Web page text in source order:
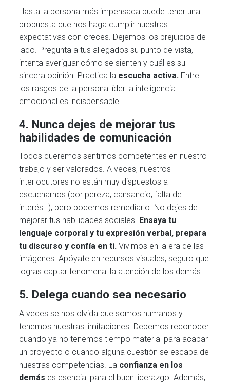
Hasta la persona más impensada puede tener una
propuesta que nos haga cumplir nuestras
expectativas con creces. Dejemos los prejuicios de
lado. Pregunta a tus allegados su punto de vista,
intenta averiguar cómo se sienten y cuál es su
sincera opinión. Practica la escucha activa. Entre
los rasgos de la persona líder la inteligencia
emocional es indispensable.
4. Nunca dejes de mejorar tus
habilidades de comunicación
Todos queremos sentirnos competentes en nuestro
trabajo y ser valorados. A veces, nuestros
interlocutores no están muy dispuestos a
escucharnos (por pereza, cansancio, falta de
interés…), pero podemos remediarlo. No dejes de
mejorar tus habilidades sociales. Ensaya tu
lenguaje corporal y tu expresión verbal, prepara
tu discurso y confía en ti. Vivimos en la era de las
imágenes. Apóyate en recursos visuales, seguro que
logras captar fenomenal la atención de los demás.
5. Delega cuando sea necesario
A veces se nos olvida que somos humanos y
tenemos nuestras limitaciones. Debemos reconocer
cuando ya no tenemos tiempo material para acabar
un proyecto o cuando alguna cuestión se escapa de
nuestras competencias. La confianza en los
demás es esencial para el buen liderazgo. Además,